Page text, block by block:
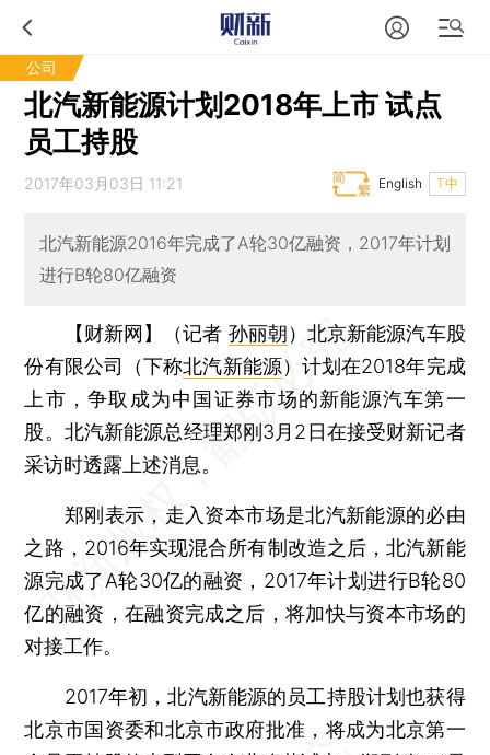
公司
北汽新能源计划2018年上市 试点
员工持股
2017年03月03日 11:21 T中
English
北汽新能源2016年完成了A轮30亿融资，2017年计划
进行B轮80亿融资
【财新网】（记者 孙丽朝） 北京新能源汽车股
份有限公司（下称北汽新能源）计划在2018年完成
上市，争取成为中国证券市场的新能源汽车第一
股。北汽新能源总经理郑刚3月2日在接受财新记者
采访时透露上述消息。
郑刚表示，走入资本市场是北汽新能源的必由
之路，2016年实现混合所有制改造之后，北汽新能
源完成了A轮30亿的融资，2017年计划进行B轮80
亿的融资，在融资完成之后，将加快与资本市场的
对接工作。
2017年初，北汽新能源的员工持股计划也获得
北京市国资委和北京市政府批准，将成为北京第一